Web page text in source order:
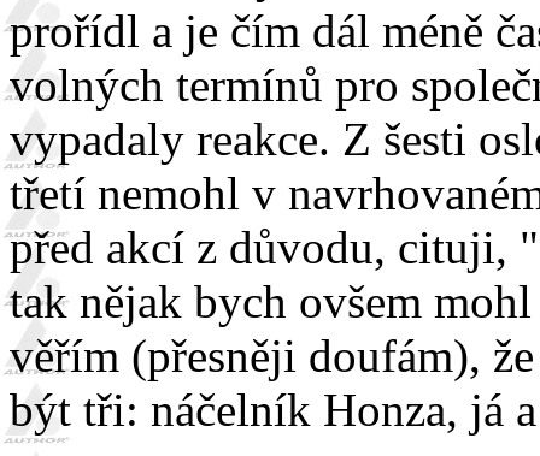
prořídl a je čím dál méně
volných termínů pro
vypadaly reakce. Z šesti
třetí nemohl v
před akcí z důvodu, cituji,
tak nějak bych ovšem
věřím (přesněji doufám),
být tři: náčelník Honza, já